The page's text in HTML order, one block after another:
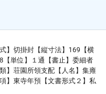
】切掛封【縦寸法】169【横
単位】１通【書止】委細者
】荘園所領支配【人名】集雍
】東寺年預【文書形式２】私